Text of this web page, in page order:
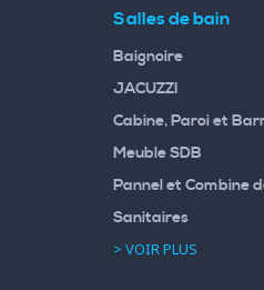
Salles de bain
Baignoire
JACUZZI
Cabine, Paroi et
Meuble SDB
Pannel et Combine
Sanitaires
> VOIR PLUS